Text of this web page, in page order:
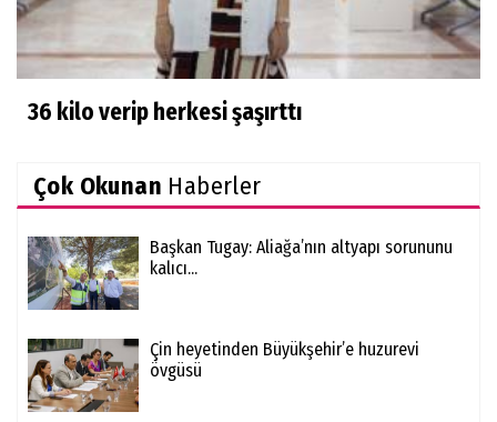
36 kilo verip herkesi şaşırttı
Çok Okunan Haberler
Başkan Tugay: Aliağa’nın altyapı sorununu
kalıcı...
Çin heyetinden Büyükşehir’e huzurevi
övgüsü